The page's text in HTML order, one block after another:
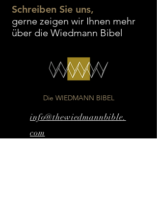
Schreiben Sie uns,
gerne zeigen wir Ihnen mehr
über die Wiedmann Bibel
Die WIEDMANN BIBEL
info@thewiedmannbible.
com